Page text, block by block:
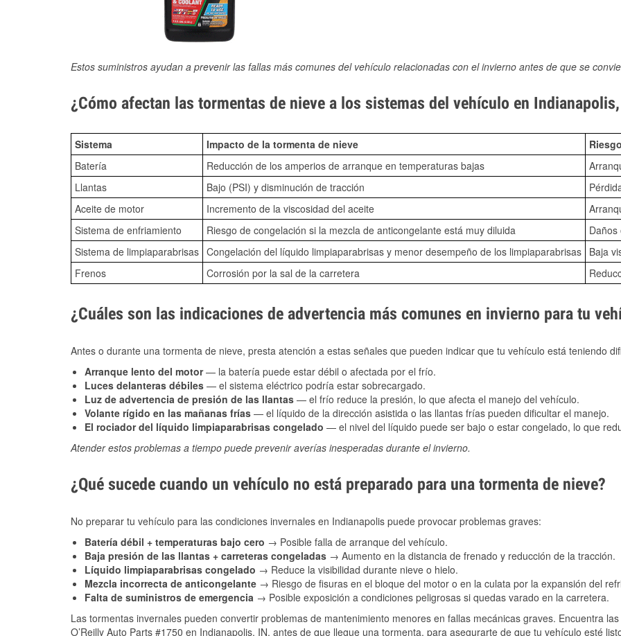
Estos suministros ayudan a prevenir las fallas más comunes del vehículo relacionadas con el invierno antes de que se
¿Cómo afectan las tormentas de nieve a los sistemas del vehículo en
Sistema Impacto de la tormenta de nieve
Batería
Reducción de los amperios de arranque en temperaturas bajas
Llantas
Bajo (PSI) y disminución de tracción
Aceite de motor
Incremento de la viscosidad del aceite
Sistema de enfriamiento
Riesgo de congelación si la mezcla de anticongelante está muy diluida
Sistema de limpiaparabrisas Congelación del líquido limpiaparabrisas y menor desempeño de los limpiaparabrisas Baja
Frenos
Corrosión por la sal de la carretera
¿Cuáles son las indicaciones de advertencia más comunes en invierno para tu
Antes o durante una tormenta de nieve, presta atención a estas señales que pueden indicar que tu vehículo está teniendo
Arranque lento del motor— la batería puede estar débil o afectada por el frío.
Luces delanteras débiles — el sistema eléctrico podría estar sobrecargado.
Luz de advertencia de presión de las llantas — el frío reduce la presión, lo que afecta el manejo del vehículo.
Volante rígido en las mañanas frías — el líquido de la dirección asistida o las llantas frías pueden dificultar el manejo.
El rociador del líquido limpiaparabrisas congelado — el nivel del líquido puede ser bajo o estar congelado, lo que
Atender estos problemas a tiempo puede prevenir averías inesperadas durante el invierno.
¿Qué sucede cuando un vehículo no está preparado para una tormenta de nieve?
No preparar tu vehículo para las condiciones invernales en Indianapolis puede provocar problemas graves:
Batería débil + temperaturas bajo cero → Posible falla de arranque del vehículo.
Baja presión de las llantas + carreteras congeladas → Aumento en la distancia de frenado y reducción de la tracción.
Líquido limpiaparabrisas congelado → Reduce la visibilidad durante nieve o hielo.
Mezcla incorrecta de anticongelante → Riesgo de fisuras en el bloque del motor o en la culata por la expansión del
Falta de suministros de emergencia → Posible exposición a condiciones peligrosas si quedas varado en la carretera.
Las tormentas invernales pueden convertir problemas de mantenimiento menores en fallas mecánicas graves. Encuentra
O’Reilly Auto Parts #1750 en Indianapolis, IN, antes de que llegue una tormenta, para asegurarte de que tu vehículo esté